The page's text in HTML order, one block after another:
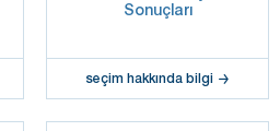
Sonuçları
seçim hakkında bilgi